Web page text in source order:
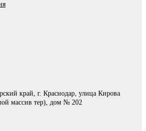
край, г. Краснодар, улица Кирова
массив тер), дом № 202